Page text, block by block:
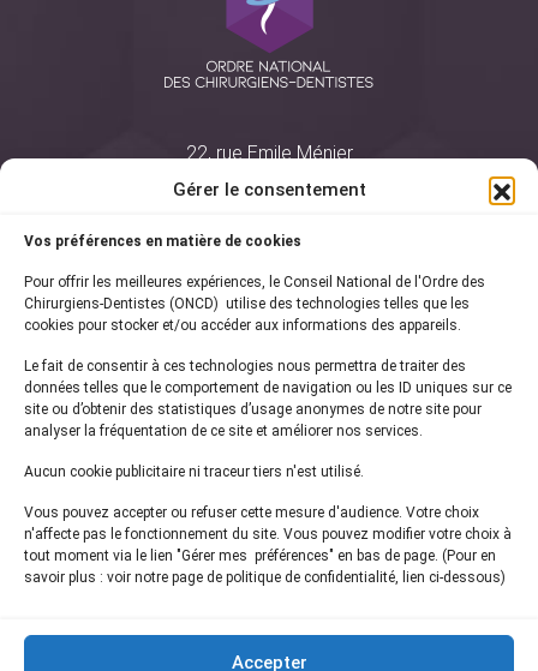
Gérer le consentement
Vos préférences en matière de cookies
Pour offrir les meilleures expériences, le Conseil National de l'Ordre des
Chirurgiens-Dentistes (ONCD) utilise des technologies telles que les
cookies pour stocker et/ou accéder aux informations des appareils.
Le fait de consentir à ces technologies nous permettra de traiter des
données telles que le comportement de navigation ou les ID uniques sur ce
site ou d’obtenir des statistiques d’usage anonymes de notre site pour
analyser la fréquentation de ce site et améliorer nos services.
Aucun cookie publicitaire ni traceur tiers n'est utilisé.
Vous pouvez accepter ou refuser cette mesure d'audience. Votre choix
n'affecte pas le fonctionnement du site. Vous pouvez modifier votre choix à
tout moment via le lien "Gérer mes préférences" en bas de page. (Pour en
savoir plus : voir notre page de politique de confidentialité, lien ci-dessous)
Accepter
22, rue Emile Ménier
75761 Paris Cedex 16
01 44 34 78 80
courrier@oncd.org
Actualités
Presse
Informations légales
Plan du site
Inscrivez-vous à notrenewsletter